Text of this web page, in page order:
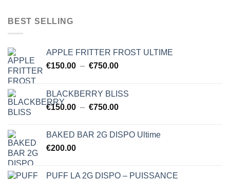
BEST SELLING
APPLE FRITTER FROST ULTIME
€150.00 – €750.00Plage
€150.00
à
BLACKBERRY BLISS
€150.00 – €750.00Plage
€150.00
BAKED BAR 2G DISPO Ultime
€200.00
PUFF LA 2G DISPO – PUISSANCE